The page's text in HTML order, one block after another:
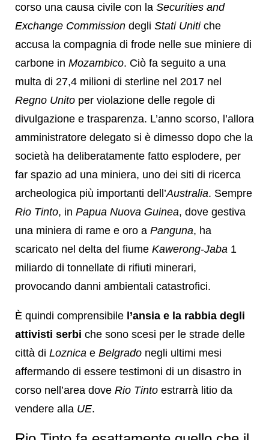
corso una causa civile con la Securities and
Exchange Commission degli Stati Unitiche
accusa la compagnia di frode nelle sue miniere di
carbone in Mozambico. Ciò fa seguito a una
multa di 27,4 milioni di sterline nel 2017 nel
Regno Unito per violazione delle regole di
divulgazione e trasparenza. L’anno scorso, l’allora
amministratore delegato si è dimesso dopo che la
società ha deliberatamente fatto esplodere, per
far spazio ad una miniera, uno dei siti di ricerca
archeologica più importanti dell’Australia. Sempre
Rio Tinto, in Papua Nuova Guinea, dove gestiva
una miniera di rame e oro a Panguna, ha
scaricato nel delta del fiume Kawerong-Jaba 1
miliardo di tonnellate di rifiuti minerari,
provocando danni ambientali catastrofici.
È quindi comprensibile l’ansia e la rabbia degli
attivisti serbi che sono scesi per le strade delle
città di Loznica e Belgrado negli ultimi mesi
affermando di essere testimoni di un disastro in
corso nell’area dove Rio Tinto estrarrà litio da
vendere alla UE.